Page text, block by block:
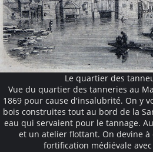
Le quartier des
Vue du quartier des tanneries au
1869 pour cause d'insalubrité. On y
bois construites tout au bord de la
eau qui servaient pour le tannage.
et un atelier flottant. On devine à
fortification médiévale